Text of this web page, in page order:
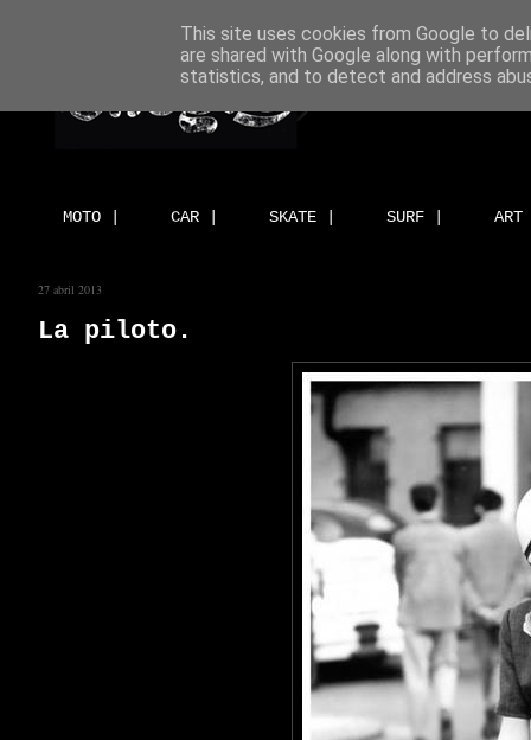
MOTO | CAR | SKATE | SURF |
27 abril 2013
La piloto.
This site uses cookies from Google to
are shared with Google along with
statistics, and to detect and address